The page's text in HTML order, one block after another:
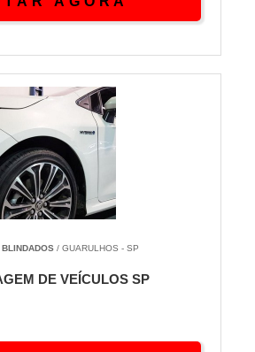
12 meses servico
/ GUARULHOS - SP
DE VEÍCULOS SP